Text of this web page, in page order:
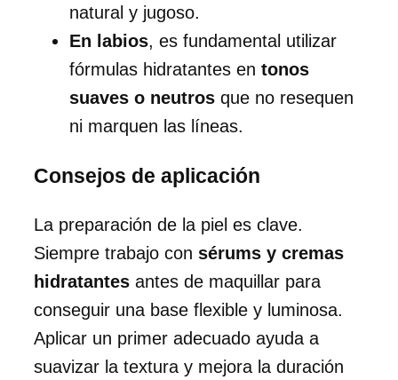
natural y jugoso.
En labios, es fundamental utilizar
fórmulas hidratantes en tonos
suaves o neutros que no resequen
ni marquen las líneas.
Consejos de aplicación
La preparación de la piel es clave.
Siempre trabajo con sérums y cremas
hidratantes antes de maquillar para
conseguir una base flexible y luminosa.
Aplicar un primer adecuado ayuda a
suavizar la textura y mejora la duración